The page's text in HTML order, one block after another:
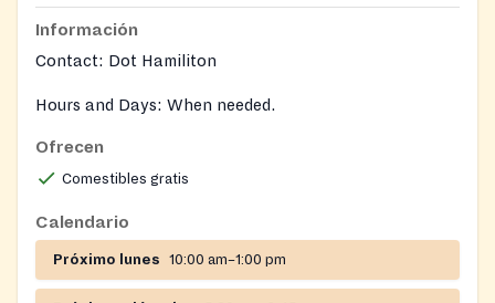
Información
Contact: Dot Hamiliton
Hours and Days: When needed.
Mondays we also serve a takeout lunch and
Wednesdays we serve a takeout dinner.
Ofrecen
Comestibles gratis
Calendario
Próximo lunes 10:00 am–1:00 pm